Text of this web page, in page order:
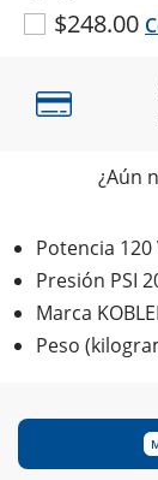
$248.00
¿Aún
Potencia 120
Presión PSI
Marca
Peso